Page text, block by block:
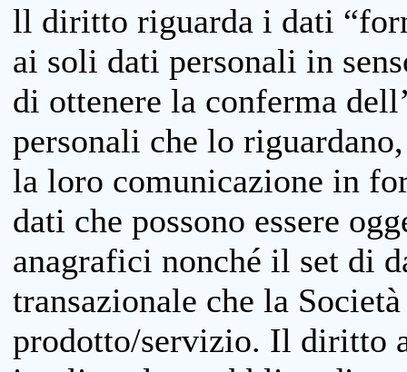
ll diritto riguarda i dati
ai soli dati personali in
di ottenere la conferma
personali che lo
la loro comunicazione in
dati che possono essere
anagrafici nonché il set di
transazionale che la
prodotto/servizio. Il diritto